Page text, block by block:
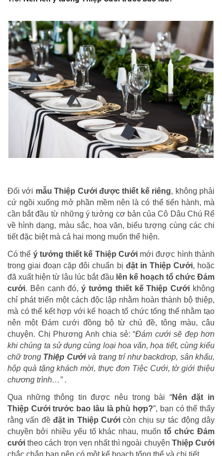
Đối với mẫu Thiệp Cưới được thiết kế riêng, không phải
cứ ngồi xuống mở phần mềm nên là có thể tiến hành, mà
cần bắt đầu từ những ý tưởng cơ bản của Cô Dâu Chú Rể
về hình dạng, màu sắc, hoa văn, biểu tượng cùng các chi
tiết đặc biệt mà cả hai mong muốn thể hiện.
Có thể ý tưởng thiết kế Thiệp Cướimới được hình thành
trong giai đoạn cặp đôi chuẩn bị đặt in Thiệp Cưới, hoặc
đã xuất hiện từ lâu lúc bắt đầu lên kế hoạch tổ chức Đám
cưới. Bên cạnh đó,ý tưởng thiết kế Thiệp Cưới không
chỉ phát triển một cách độc lập nhằm hoàn thành bộ thiệp,
mà có thể kết hợp với kế hoạch tổ chức tổng thể nhằm tạo
nên một Đám cưới đồng bộ từ chủ đề, tông màu, câu
chuyện. Chị Phương Anh chia sẻ: “Đám cưới sẽ đẹp hơn
khi chúng ta sử dụng cùng loại hoa văn, họa tiết, cùng kiểu
chữ trong Thiệp Cướivà trang trí như backdrop, sân khấu,
hộp quà tặng khách mời, thực đơn Tiệc Cưới, tờ giới thiệu
chương trình…” .
Qua những thông tin được nêu trong bài “Nên đặt in
Thiệp Cưới trước bao lâu là phù hợp?”, bạn có thể thấy
rằng vấn đề đặt in Thiệp Cưới còn chịu sự tác động dây
chuyền bởi nhiều yếu tố khác nhau, muốntổ chức Đám
cưới theo cách trọn vẹn nhất thì ngoài chuyện Thiệp Cưới